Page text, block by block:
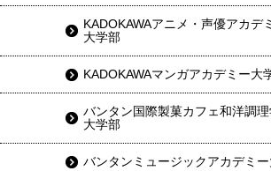
KADOKAWAアニメ・声優アカデ
大学部
KADOKAWAマンガアカデミー大
バンタン国際製菓カフェ和洋調
大学部
バンタンミュージックアカデミ